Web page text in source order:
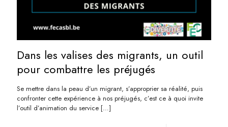
Dans les valises des migrants, un outil
pour combattre les préjugés
Se mettre dans la peau d’un migrant, s’approprier sa réalité, puis
confronter cette expérience à nos préjugés, c’est ce à quoi invite
l’outil d’animation du service […]